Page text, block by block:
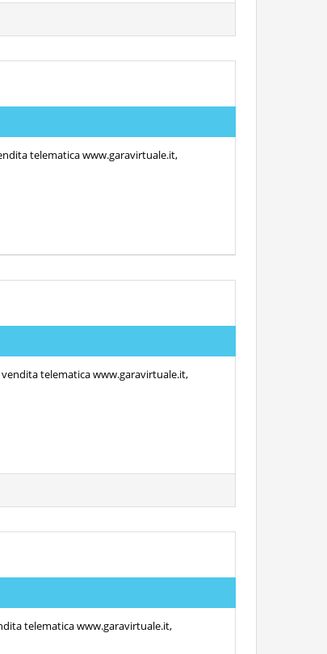
telematica www.garavirtuale.it,
telematica www.garavirtuale.it,
telematica www.garavirtuale.it,